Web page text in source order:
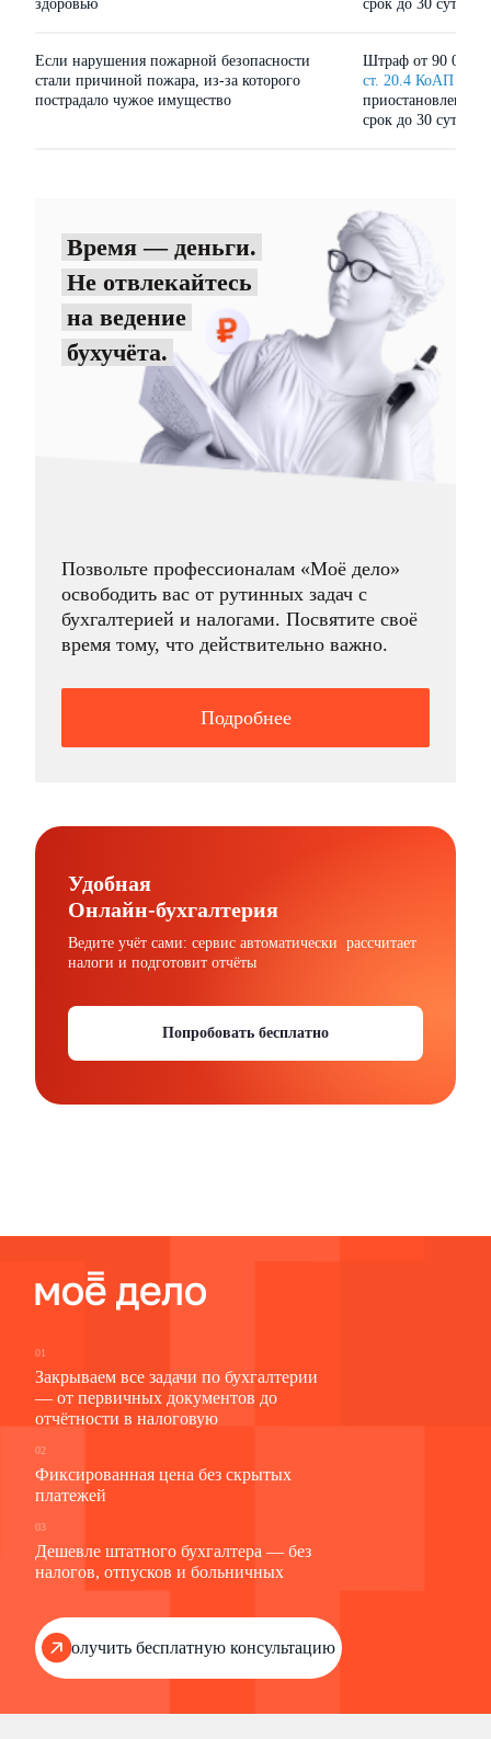
здоровью срок до 30 суток
Если нарушения пожарной безопасности
стали причиной пожара, из-за которого
пострадало чужое имущество
Штраф от 90 000
ст. 20.4 КоАП РФ
приостановление
срок до 30 суток
Время — деньги.
Не отвлекайтесь
на ведение
бухучёта.
Позвольте профессионалам «Моё дело»
освободить вас от рутинных задач с
бухгалтерией и налогами. Посвятите своё
время тому, что действительно важно.
Подробнее
Удобная
Онлайн-бухгалтерия
Ведите учёт сами: сервис автоматически рассчитает
налоги и подготовит отчёты
Попробовать бесплатно
01
Закрываем все задачи по бухгалтерии
— от первичных документов до
отчётности в налоговую
02
Фиксированная цена без скрытых
платежей
03
Дешевле штатного бухгалтера — без
налогов, отпусков и больничных
Получить бесплатную консультацию